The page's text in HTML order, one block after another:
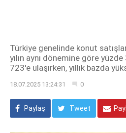
Türkiye genelinde konut
yılın aynı dönemine göre
723'e ulaşırken, yıllık bazda
18.07.2025 13:24:31 0
Paylaş Tweet